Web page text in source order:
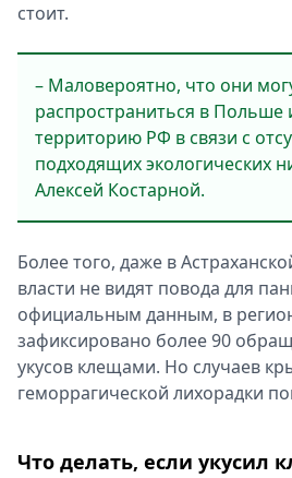
стоит.
– Маловероятно, что они
распространиться в Польше
территорию РФ в связи с
подходящих экологических
Алексей Костарной.
Более того, даже в
власти не видят повода для
официальным данным, в
зафиксировано более 90
укусов клещами. Но случаев
геморрагической лихорадки
Что делать, если укусил